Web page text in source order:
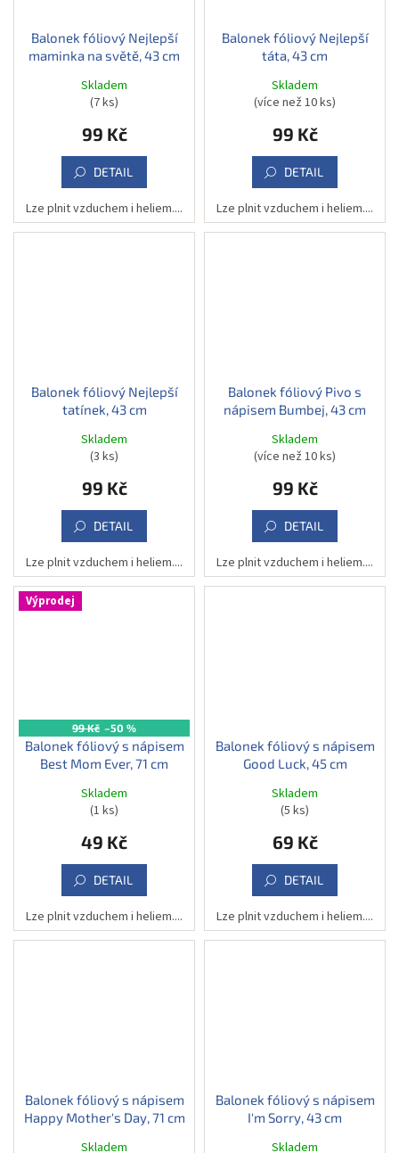
Balonek fóliový Nejlepší
maminka na světě, 43 cm
Skladem
(7 ks)
99 Kč
DETAIL
Lze plnit vzduchem i heliem....
Balonek fóliový Nejlepší
táta, 43 cm
Skladem
(více než 10 ks)
99 Kč
DETAIL
Lze plnit vzduchem i heliem....
Balonek fóliový Nejlepší
tatínek, 43 cm
Skladem
(3 ks)
99 Kč
DETAIL
Lze plnit vzduchem i heliem....
Balonek fóliový Pivo s
nápisem Bumbej, 43 cm
Skladem
(více než 10 ks)
99 Kč
DETAIL
Lze plnit vzduchem i heliem....
Výprodej
99 Kč –50 %
Balonek fóliový s nápisem
Best Mom Ever, 71 cm
Skladem
(1 ks)
49 Kč
DETAIL
Lze plnit vzduchem i heliem....
Balonek fóliový s nápisem
Good Luck, 45 cm
Skladem
(5 ks)
69 Kč
DETAIL
Lze plnit vzduchem i heliem....
Balonek fóliový s nápisem
Happy Mother's Day, 71 cm
Skladem
Balonek fóliový s nápisem
I'm Sorry, 43 cm
Skladem